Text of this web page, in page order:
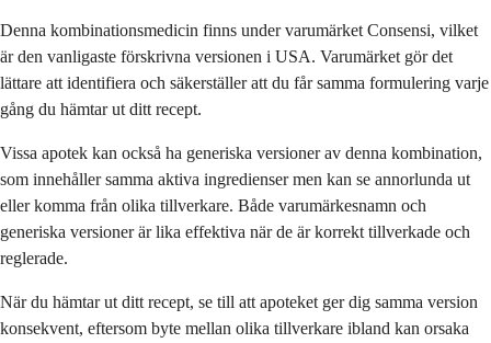
Denna kombinationsmedicin finns under varumärket Consensi, vilket
är den vanligaste förskrivna versionen i USA. Varumärket gör det
lättare att identifiera och säkerställer att du får samma formulering varje
gång du hämtar ut ditt recept.
Vissa apotek kan också ha generiska versioner av denna kombination,
som innehåller samma aktiva ingredienser men kan se annorlunda ut
eller komma från olika tillverkare. Både varumärkesnamn och
generiska versioner är lika effektiva när de är korrekt tillverkade och
reglerade.
När du hämtar ut ditt recept, se till att apoteket ger dig samma version
konsekvent, eftersom byte mellan olika tillverkare ibland kan orsaka